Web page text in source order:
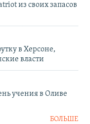
из своих запасов
в Херсоне,
власти
учения в Оливе
БОЛЬШЕ